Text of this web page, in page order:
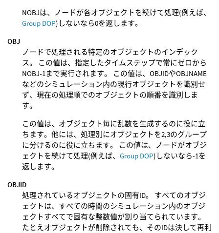
NOBJは、ノードが各オブジェクトを続けて処理(例えば、
Group DOP)しないなら0を返します。
OBJ
ノードで処理される特定のオブジェクトのインデック
ス。 この値は、指定したタイムステップで常にゼロから
NOBJ-1まで実行されます。 この値は、OBJIDやOBJNAME
などのシミュレーション内の現行オブジェクトを識別せ
ず、現在の処理順でのオブジェクトの順番を識別しま
す。
この値は、オブジェクト毎に乱数を生成するのに役に立
ちます。他には、処理別にオブジェクトを2,3のグループ
に分けるのに役に立ちます。 この値は、ノードがオブジ
ェクトを続けて処理(例えば、 Group DOP)しないなら-1を
返します。
OBJID
処理されているオブジェクトの固有ID。 すべてのオブジ
ェクトは、すべての時間のシミュレーション内のオブジ
ェクトすべてで固有な整数値が割り当てられています。
たとえオブジェクトが削除されても、そのIDは決して再利